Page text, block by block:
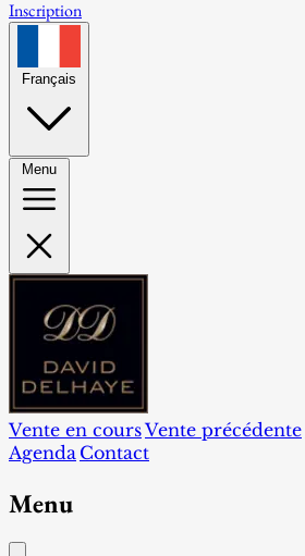
Inscription
Français
Menu
Vente en coursVente précédente
Agenda Contact
Menu